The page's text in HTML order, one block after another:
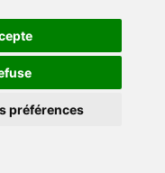
préférences